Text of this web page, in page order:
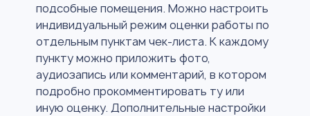
подсобные помещения. Можно настроить
индивидуальный режим оценки работы по
отдельным пунктам чек-листа. К каждому
пункту можно приложить фото,
аудиозапись или комментарий, в котором
подробно прокомментировать ту или
иную оценку. Дополнительные настройки